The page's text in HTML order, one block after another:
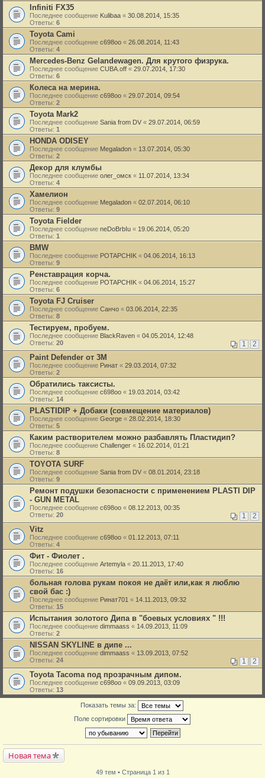
Infiniti FX35
Последнее сообщение Kulibaa « 30.08.2014, 15:35
Ответы: 6
Toyota Cami
Последнее сообщение c698oo « 26.08.2014, 11:43
Ответы: 4
Mercedes-Benz Gelandewagen. Для крутого физрука.
Последнее сообщение CUBA.off « 29.07.2014, 17:30
Ответы: 6
Колеса на мерина.
Последнее сообщение c698oo « 29.07.2014, 09:54
Ответы: 2
Toyota Mark2
Последнее сообщение Sania from DV « 29.07.2014, 06:59
Ответы: 1
HONDA ODISEY
Последнее сообщение Megaladon « 13.07.2014, 05:30
Ответы: 2
Декор для клумбы
Последнее сообщение олег_омск « 11.07.2014, 13:34
Ответы: 4
Хамелион
Последнее сообщение Megaladon « 02.07.2014, 06:10
Ответы: 9
Toyota Fielder
Последнее сообщение neDoBrbIu « 19.06.2014, 05:20
Ответы: 1
BMW
Последнее сообщение POTAPCHIK « 04.06.2014, 16:13
Ответы: 9
Ренставрация корча.
Последнее сообщение POTAPCHIK « 04.06.2014, 15:27
Ответы: 6
Toyota FJ Cruiser
Последнее сообщение Санчо « 03.06.2014, 22:35
Ответы: 8
Тестируем, пробуем.
Последнее сообщение BlackRaven « 04.05.2014, 12:48
Ответы: 20 1 2
Paint Defender от 3М
Последнее сообщение Ринат « 29.03.2014, 07:32
Ответы: 2
Обратились таксисты.
Последнее сообщение c698oo « 19.03.2014, 03:42
Ответы: 14
PLASTIDIP + Добаки (совмещение материалов)
Последнее сообщение George « 28.02.2014, 18:30
Ответы: 5
Каким растворителем можно разбавлять Пластидип?
Последнее сообщение Challenger « 16.02.2014, 01:21
Ответы: 8
TOYOTA SURF
Последнее сообщение Sania from DV « 08.01.2014, 23:18
Ответы: 9
Ремонт подушки безопасности с применением PLASTI DIP
- GUN METAL
Последнее сообщение c698oo « 08.12.2013, 00:35
Ответы: 20 1 2
Vitz
Последнее сообщение c698oo « 01.12.2013, 07:11
Ответы: 4
Фит - Фиолет .
Последнее сообщение Artemyla « 20.11.2013, 17:40
Ответы: 16
больная голова рукам покоя не даёт или,как я люблю
свой бас :)
Последнее сообщение Ринат701 « 14.11.2013, 09:32
Ответы: 15
Испытания золотого Дипа в "боевых условиях " !!!
Последнее сообщение dimmaass « 14.09.2013, 11:09
Ответы: 2
NISSAN SKYLINE в дипе ...
Последнее сообщение dimmaass « 13.09.2013, 07:52
Ответы: 24 1 2
Toyota Tacoma под прозрачным дипом.
Последнее сообщение c698oo « 09.09.2013, 03:09
Ответы: 13
Показать темы за:
Поле сортировки
Новая тема
49 тем • Страница 1 из 1